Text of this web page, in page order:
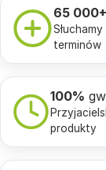
65 000+
terminów
100%
produkty